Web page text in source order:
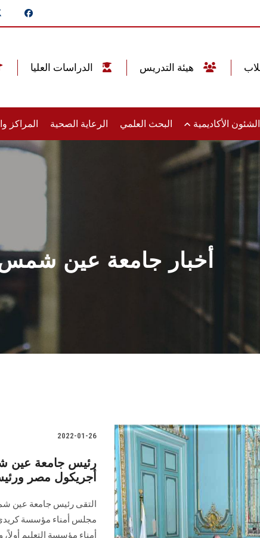
الشئون الأكاديمية البحث العلمي الرعاية الصحية المراكز
أخبار جامعة عين
2022-01-26
رئيس جامعة عين
أجريكول مصر
التقى رئيس جامعة عين
مجلس أمناء مؤسسة
أمناء مؤسسة التعليم